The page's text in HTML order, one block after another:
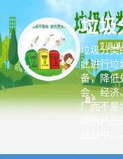
绿色环保从
我做起
垃圾
垃圾分类
此进行垃
备，降低
会、经济
厂而不是